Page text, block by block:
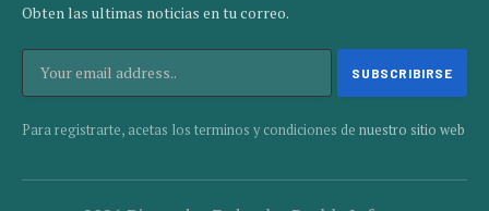
Obten las ultimas noticias en tu correo.
Para registrarte, acetas los terminos y condiciones de nuestro sitio web